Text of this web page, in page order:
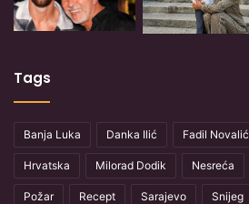
Tags
Banja Luka Danka Ilić Fadil Novalić
Hrvatska Milorad Dodik Nesreća
Požar Recept Sarajevo Snijeg